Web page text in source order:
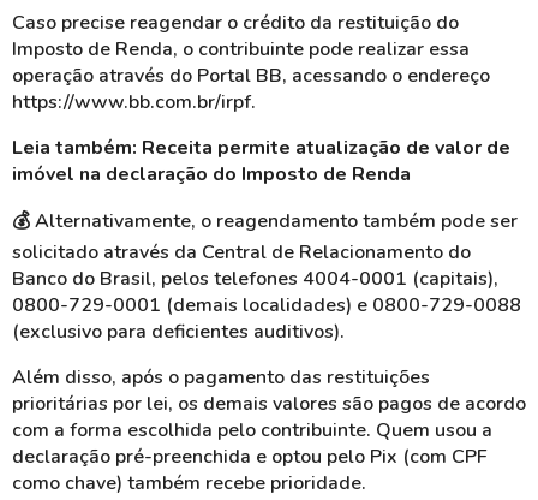
Caso precise reagendar o crédito da restituição do
Imposto de Renda, o contribuinte pode realizar essa
operação através do Portal BB, acessando o endereço
https://www.bb.com.br/irpf.
Leia também: Receita permite atualização de valor de
imóvel na declaração do Imposto de Renda
💰 Alternativamente, o reagendamento também pode ser
solicitado através da Central de Relacionamento do
Banco do Brasil, pelos telefones 4004-0001 (capitais),
0800-729-0001 (demais localidades) e 0800-729-0088
(exclusivo para deficientes auditivos).
Além disso, após o pagamento das restituições
prioritárias por lei, os demais valores são pagos de acordo
com a forma escolhida pelo contribuinte. Quem usou a
declaração pré-preenchida e optou pelo Pix (com CPF
como chave) também recebe prioridade.